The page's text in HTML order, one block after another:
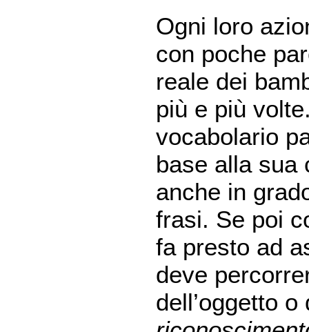
Ogni loro
con poche
reale dei
più e più
vocabolario
base alla sua
anche in
frasi. Se poi
fa presto ad
deve
dell’oggetto